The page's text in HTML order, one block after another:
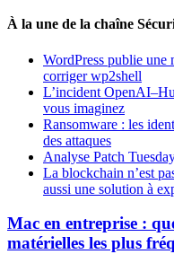
À la une de la chaîne
WordPress publie une
corriger wp2shell
L’incident
vous imaginez
Ransomware : les
des attaques
Analyse Patch
La blockchain n’est
aussi une solution à
Mac en entreprise :
matérielles les plus